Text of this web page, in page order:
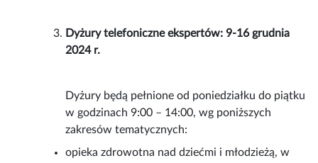
Dyżury telefoniczne ekspertów: 9-16 grudnia
2024 r.
Dyżury będą pełnione od poniedziałku do piątku
w godzinach 9:00 – 14:00, wg poniższych
zakresów tematycznych:
opieka zdrowotna nad dziećmi i młodzieżą, w